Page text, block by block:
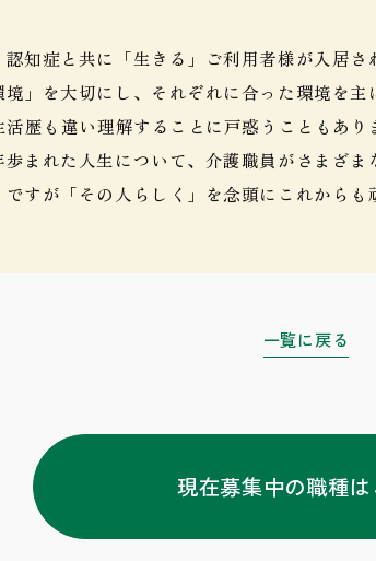
知症と共に「生きる」ご利用者様が入居
」を大切にし、それぞれに合った環境を主
活歴も違い理解することに戸惑うこともあ
まれた人生について、介護職員がさまざ
ですが「その人らしく」を念頭にこれからも
一覧に戻る
現在募集中の職種は